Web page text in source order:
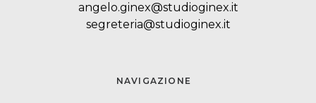
angelo.ginex@studioginex.it
segreteria@studioginex.it
NAVIGAZIONE